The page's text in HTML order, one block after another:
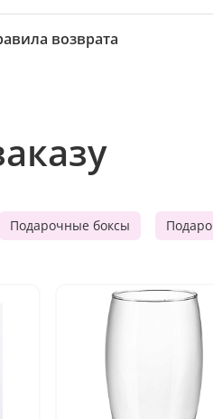
возврата
Подарочные боксы